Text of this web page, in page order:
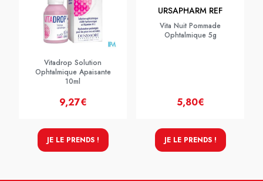
Vitadrop Solution
Ophtalmique Apaisante
10ml
9,27€
JE LE PRENDS !
URSAPHARM REF
Vita Nuit Pommade
Ophtalmique 5g
5,80€
JE LE PRENDS !